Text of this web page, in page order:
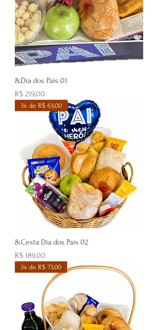
&Dia dos Pais 01
Preço
R$ 219,00
3x de R$ 63,00
&Cesta Dia dos Pais 02
Preço
R$ 189,00
3x de R$ 73,00